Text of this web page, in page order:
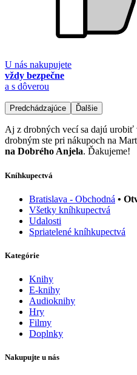
U nás nakupujete
vždy bezpečne
a s dôverou
Predchádzajúce Ďalšie
Aj z drobných vecí sa dajú
drobným ste pri nákupoch na
na Dobrého Anjela. Ďakujeme!
Kníhkupectvá
Bratislava - Obchodná •
Všetky kníhkupectvá
Udalosti
Spriatelené kníhkupectvá
Kategórie
Knihy
E-knihy
Audioknihy
Hry
Filmy
Doplnky
Nakupujte u nás